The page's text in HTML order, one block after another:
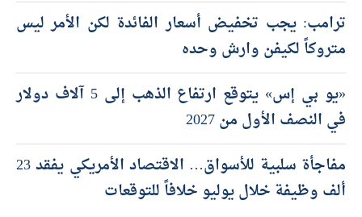
ترامب: يجب تخفيض أسعار الفائدة لكن الأمر ليس
متروكاً لكيفن وارش وحده
«يو بي إس» يتوقع ارتفاع الذهب إلى 5 آلاف دولار
في النصف الأول من 2027
مفاجأة سلبية للأسواق… الاقتصاد الأمريكي يفقد 23
ألف وظيفة خلال يوليو خلافاً للتوقعات